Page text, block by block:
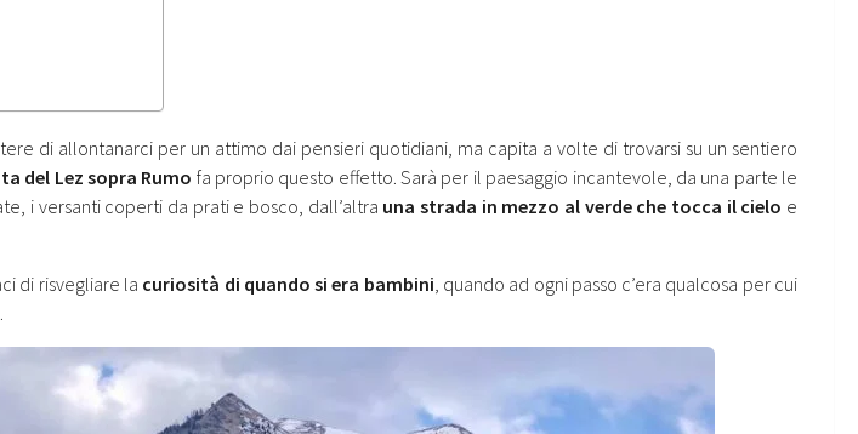
di allontanarci per un attimo dai pensieri quotidiani, ma capita a volte di trovarsi su un sentiero
del Lez sopra Rumo fa proprio questo effetto. Sarà per il paesaggio incantevole, da una parte le
i versanti coperti da prati e bosco, dall’altra una strada in mezzo al verde che tocca il cielo e
di risvegliare la curiosità di quando si era bambini, quando ad ogni passo c’era qualcosa per cui